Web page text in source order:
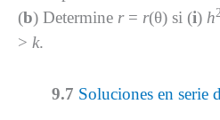
(b) Determine r= r(θ) si (i) h
> k.
9.7 Soluciones en serie